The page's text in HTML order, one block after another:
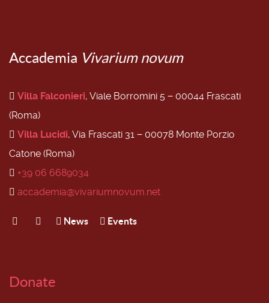
Accademia Vivarium novum
Villa Falconieri, Viale Borromini 5 − 00044 Frascati
(Roma)
Villa Lucidi, Via Frascati 31 − 00078 Monte Porzio
Catone (Roma)
+39 06 6689034
accademia@vivariumnovum.net
News Events
Donate